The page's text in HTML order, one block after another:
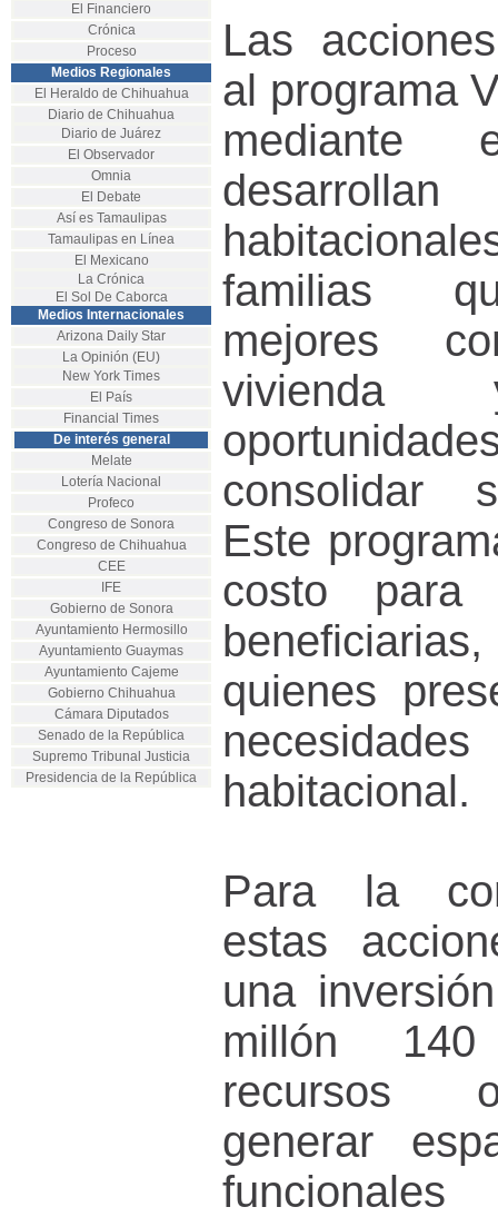
El Financiero
Crónica
Proceso
Medios Regionales
El Heraldo de Chihuahua
Diario de Chihuahua
Diario de Juárez
El Observador
Omnia
El Debate
Así es Tamaulipas
Tamaulipas en Línea
El Mexicano
La Crónica
El Sol De Caborca
Medios Internacionales
Arizona Daily Star
La Opinión (EU)
New York Times
El País
Financial Times
De interés general
Melate
Lotería Nacional
Profeco
Congreso de Sonora
Congreso de Chihuahua
CEE
IFE
Gobierno de Sonora
Ayuntamiento Hermosillo
Ayuntamiento Guaymas
Ayuntamiento Cajeme
Gobierno Chihuahua
Cámara Diputados
Senado de la República
Supremo Tribunal Justicia
Presidencia de la República
Las
al programa
familias
mejores
vivienda
consolidar
Este
costo para
quienes
habitacional.
Para la
estas
una
millón
recursos
generar